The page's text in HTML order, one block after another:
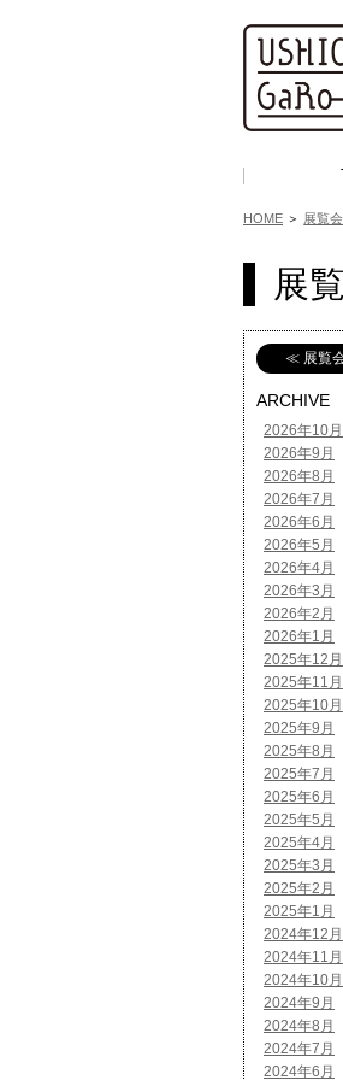
HOME ＞ 展覧
展
≪ 展覧
ARCHIVE
2026年10月
2026年9月
2026年8月
2026年7月
2026年6月
2026年5月
2026年4月
2026年3月
2026年2月
2026年1月
2025年12月
2025年11月
2025年10月
2025年9月
2025年8月
2025年7月
2025年6月
2025年5月
2025年4月
2025年3月
2025年2月
2025年1月
2024年12月
2024年11月
2024年10月
2024年9月
2024年8月
2024年7月
2024年6月